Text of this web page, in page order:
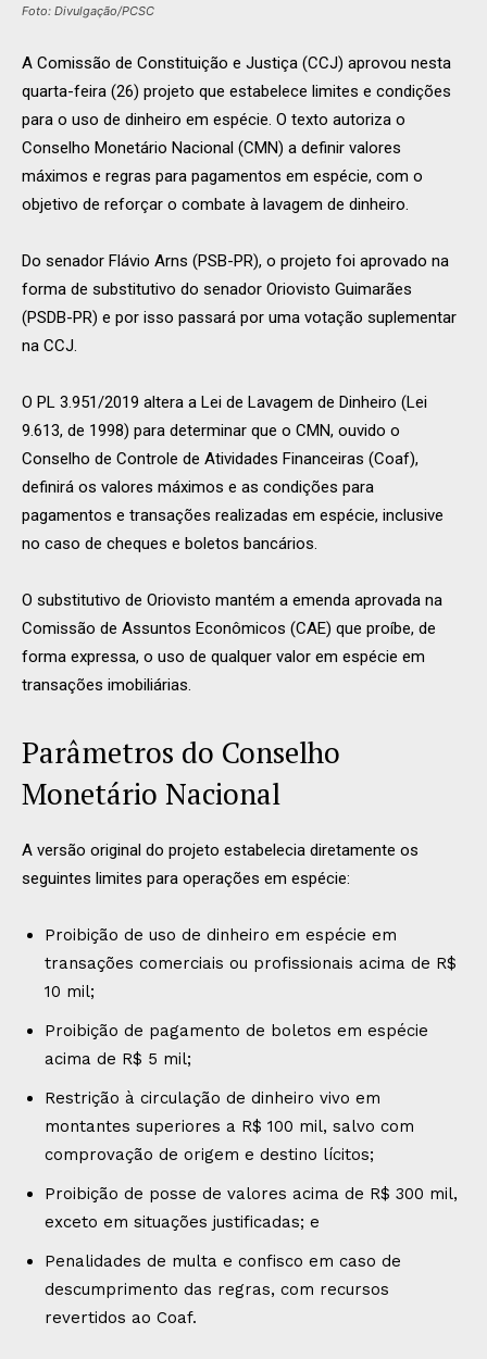
Foto: Divulgação/PCSC
A Comissão de Constituição e Justiça (CCJ) aprovou nesta
quarta-feira (26) projeto que estabelece limites e condições
para o uso de dinheiro em espécie. O texto autoriza o
Conselho Monetário Nacional (CMN) a definir valores
máximos e regras para pagamentos em espécie, com o
objetivo de reforçar o combate à lavagem de dinheiro.
Do senador Flávio Arns (PSB-PR), o projeto foi aprovado na
forma de substitutivo do senador Oriovisto Guimarães
(PSDB-PR) e por isso passará por uma votação suplementar
na CCJ.
O PL 3.951/2019 altera a Lei de Lavagem de Dinheiro (Lei
9.613, de 1998) para determinar que o CMN, ouvido o
Conselho de Controle de Atividades Financeiras (Coaf),
definirá os valores máximos e as condições para
pagamentos e transações realizadas em espécie, inclusive
no caso de cheques e boletos bancários.
O substitutivo de Oriovisto mantém a emenda aprovada na
Comissão de Assuntos Econômicos (CAE) que proíbe, de
forma expressa, o uso de qualquer valor em espécie em
transações imobiliárias.
Parâmetros do Conselho
Monetário Nacional
A versão original do projeto estabelecia diretamente os
seguintes limites para operações em espécie:
Proibição de uso de dinheiro em espécie em
transações comerciais ou profissionais acima de R$
10 mil;
Proibição de pagamento de boletos em espécie
acima de R$ 5 mil;
Restrição à circulação de dinheiro vivo em
montantes superiores a R$ 100 mil, salvo com
comprovação de origem e destino lícitos;
Proibição de posse de valores acima de R$ 300 mil,
exceto em situações justificadas; e
Penalidades de multa e confisco em caso de
descumprimento das regras, com recursos
revertidos ao Coaf.